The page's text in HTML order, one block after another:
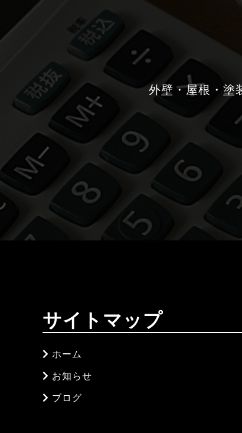
外壁・屋根・塗
サイトマップ
ホーム
お知らせ
ブログ